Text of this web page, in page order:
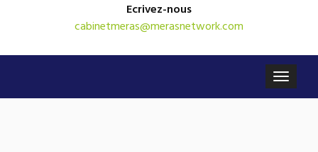
Ecrivez-nous
cabinetmeras@merasnetwork.com